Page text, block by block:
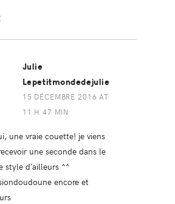
Julie
Lepetitmondedejulie
15 DÉCEMBRE 2016 AT
11 H 47 MIN
une vraie couette! je viens
une seconde dans le
style d’ailleurs ^^
encore et